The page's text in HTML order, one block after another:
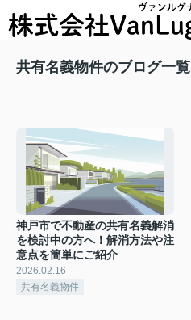
共有名義物件のブログ一覧
神戸市で不動産の共有名義解消
を検討中の方へ！解消方法や注
意点を簡単にご紹介
2026.02.16
共有名義物件